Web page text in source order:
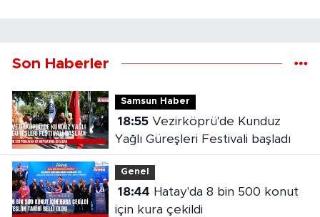
Son Haberler
Samsun Haber
18:55Vezirköprü'de Kunduz
Yağlı Güreşleri Festivali başladı
Genel
18:44
için kura çekildi